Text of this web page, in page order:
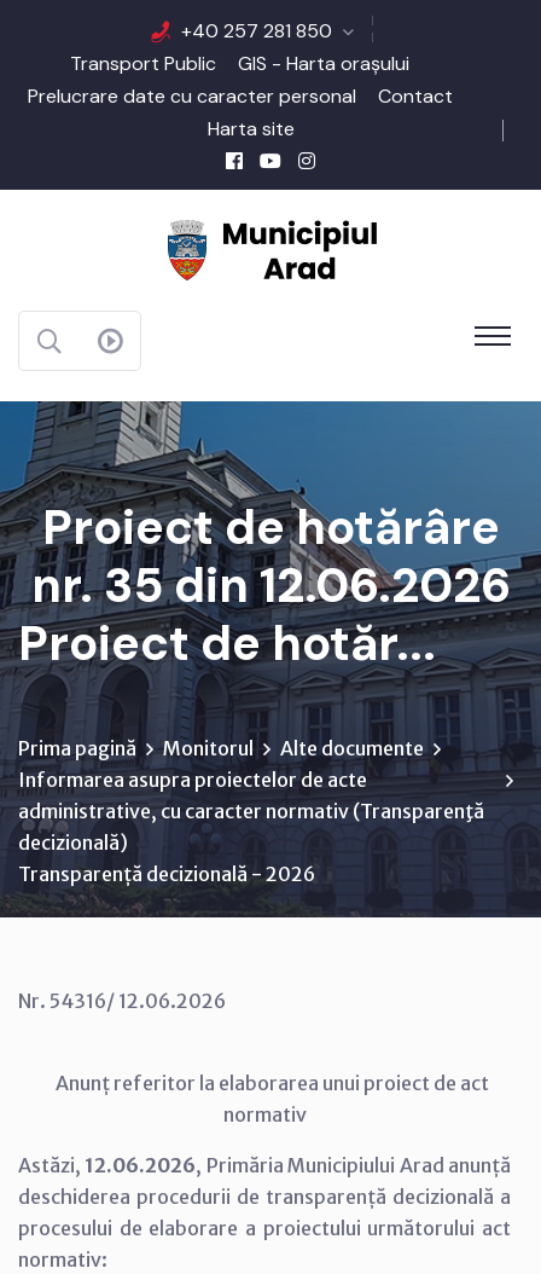
+40 257 281 850
Transport Public
GIS - Harta orașului
Prelucrare date cu caracter personal
Contact
Harta site
Proiect de hotărâre
nr. 35 din 12.06.2026
Proiect de hotăr...
Prima pagină Monitorul
Alte documente
Informarea asupra proiectelor de acte
administrative, cu caracter normativ (Transparenţă
decizională)
Transparență decizională - 2026
Nr. 54316/ 12.06.2026
Anunț referitor la elaborarea unui proiect de act
normativ
Astăzi, 12.06.2026, Primăria Municipiului Arad anunță
deschiderea procedurii de transparență decizională a
procesului de elaborare a proiectului următorului act
normativ: